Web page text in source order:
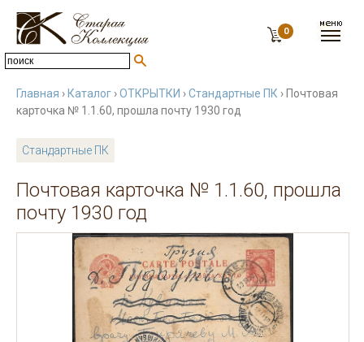
0
Главная › Каталог ›ОТКРЫТКИ ›Стандартные ПК › Почтовая
карточка № 1.1.60, прошла почту 1930 год
Стандартные ПК
Почтовая карточка № 1.1.60, прошла
почту 1930 год